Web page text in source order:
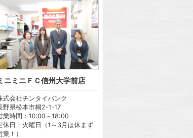
ニミニＦＣ信州大学前店
式会社チンタイバンク
野県松本市桐2-1-17
業時間：10:00～18:00
休日：火曜日（1～3月は休まず
業！）